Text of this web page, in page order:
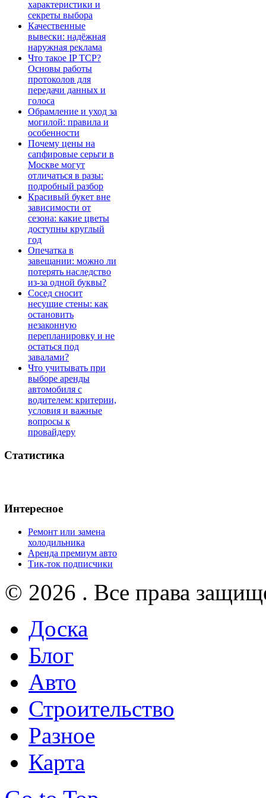
характеристики и
секреты выбора
Качественные
вывески: надёжная
наружная реклама
Что такое IP TCP?
Основы работы
протоколов для
передачи данных и
голоса
Обрамление и уход за
могилой: правила и
особенности
Почему цены на
сапфировые серьги в
Москве могут
отличаться в разы:
подробный разбор
Красивый букет вне
зависимости от
сезона: какие цветы
доступны круглый
год
Опечатка в
завещании: можно ли
потерять наследство
из-за одной буквы?
Сосед сносит
несущие стены: как
остановить
незаконную
перепланировку и не
остаться под
завалами?
Что учитывать при
выборе аренды
автомобиля с
водителем: критерии,
условия и важные
вопросы к
провайдеру
Статистика
Интересное
Ремонт или замена
холодильника
Аренда премиум авто
Тик-ток подписчики
© 2026 . Все права
Доска
Блог
Авто
Строительство
Разное
Карта